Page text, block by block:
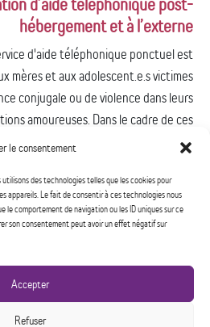
le consentement
des technologies telles que les cookies pour
appareils. Le fait de consentir à ces technologies nous
le comportement de navigation ou les ID uniques sur ce
son consentement peut avoir un effet négatif sur
Accepter
Refuser
hébergement et à l’externe
d'aide téléphonique ponctuel est
mères et aux adolescent.e.s victimes
conjugale ou de violence dans leurs
amoureuses. Dans le cadre de ces
l'intervenante mère-enfant peut offrir
de l'accompagnement dans les
de l'accès aux informations quant à
leur droits et des références aux divers
réseau de soutien.